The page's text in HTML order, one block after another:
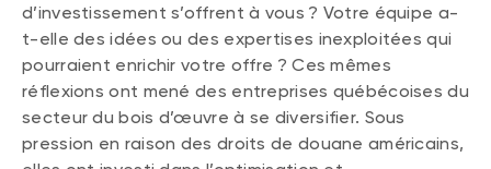
d’investissement s’offrent à vous ? Votre équipe a-
t-elle des idées ou des expertises inexploitées qui
pourraient enrichir votre offre ? Ces mêmes
réflexions ont mené des entreprises québécoises du
secteur du bois d’œuvre à se diversifier. Sous
pression en raison des droits de douane américains,